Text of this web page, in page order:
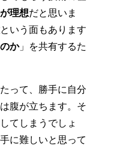
理想だと思いま
という面もあります
か」を共有するた
って、勝手に自分
腹が立ちます。そ
てしまうでしょ
に難しいと思って